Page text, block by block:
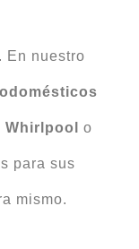
En nuestro
o
para sus
mismo.